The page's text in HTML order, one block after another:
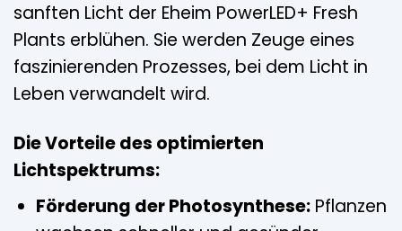
sanften Licht der Eheim PowerLED+ Fresh
Plants erblühen. Sie werden Zeuge eines
faszinierenden Prozesses, bei dem Licht in
Leben verwandelt wird.
Die Vorteile des optimierten
Lichtspektrums:
Förderung der Photosynthese:Pflanzen